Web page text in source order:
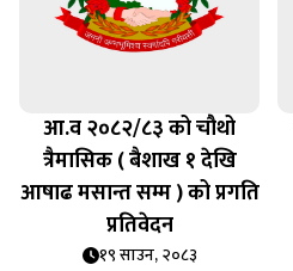
आ.व २०८२/८३ को चौथो
त्रैमासिक ( बैशाख १ देखि
आषाढ मसान्त सम्म ) को प्रगति
प्रतिवेदन
१९ साउन, २०८३